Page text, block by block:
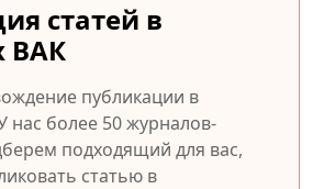
статей в
ВАК
публикации в
нас более 50 журналов-
подходящий для вас,
статью в